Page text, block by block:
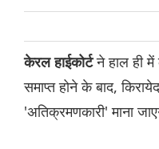
केरल हाईकोर्टने हाल ही
समाप्त होने के बाद,
'अतिक्रमणकारी' माना